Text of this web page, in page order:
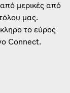
μερικές από
μας.
το εύρος
Connect.